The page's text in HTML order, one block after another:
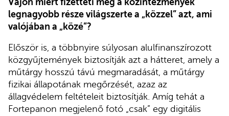
legnagyobb része világszerte a „közzel” azt, ami
valójában a „közé”?
Először is, a többnyire súlyosan alulfinanszírozott
közgyűjtemények biztosítják azt a hátteret, amely a
műtárgy hosszú távú megmaradását, a műtárgy
fizikai állapotának megőrzését, azaz az
állagvédelem feltételeit biztosítják. Amíg tehát a
Fortepanon megjelenő fotó „csak” egy digitális